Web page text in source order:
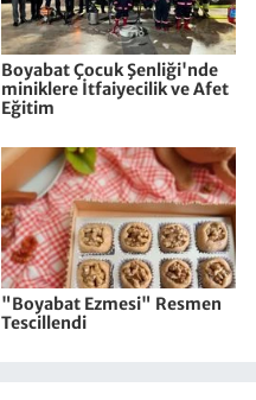
Boyabat Çocuk Şenliği'nde
miniklere İtfaiyecilik ve Afet
Eğitim
"Boyabat Ezmesi" Resmen
Tescillendi